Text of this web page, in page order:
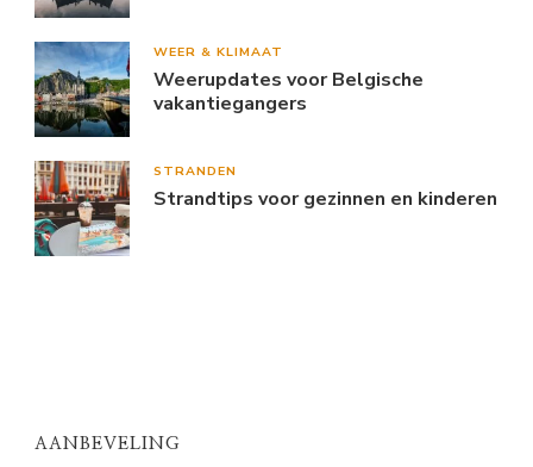
WEER & KLIMAAT
Weerupdates voor Belgische
vakantiegangers
STRANDEN
Strandtips voor gezinnen en kinderen
AANBEVELING